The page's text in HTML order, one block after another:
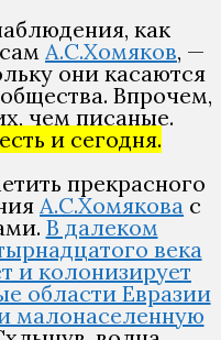
как
А.С.Хомяков, —
они касаются
Впрочем,
чем писаные.
и сегодня.
прекрасного
А.С.Хомякова с
В далеком
века
и колонизирует
области Евразии
малонаселенную